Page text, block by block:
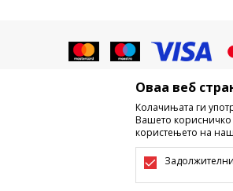
Не е
трговски
Оваа веб
Колачињата ги
Вашето корисничко
користењето на
Задолжителни